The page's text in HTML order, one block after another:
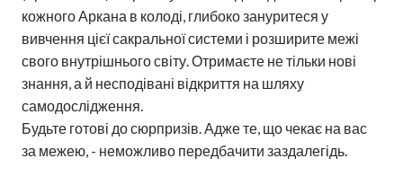
кожного Аркана в колоді, глибоко зануритеся у
вивчення цієї сакральної системи і розширите межі
свого внутрішнього світу. Отримаєте не тільки нові
знання, а й несподівані відкриття на шляху
самодослідження.
Будьте готові до сюрпризів. Адже те, що чекає на вас
за межею, - неможливо передбачити заздалегідь.